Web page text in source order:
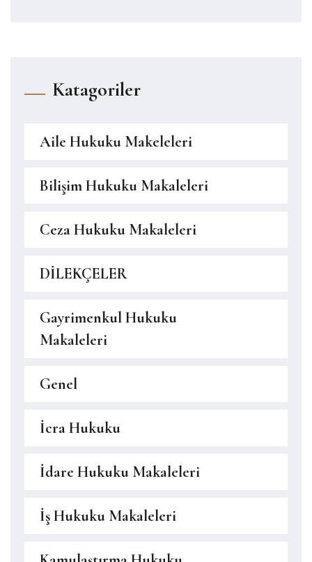
Katagoriler
Aile Hukuku Makeleleri
Bilişim Hukuku Makaleleri
Ceza Hukuku Makaleleri
DİLEKÇELER
Gayrimenkul Hukuku
Makaleleri
Genel
İcra Hukuku
İdare Hukuku Makaleleri
İş Hukuku Makaleleri